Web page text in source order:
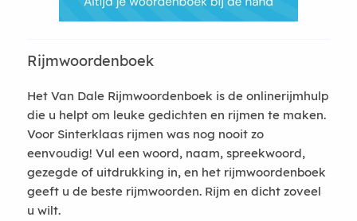
Rijmwoordenboek
Het Van Dale Rijmwoordenboek is de onlinerijmhulp
die u helpt om leuke gedichten en rijmen te maken.
Voor Sinterklaas rijmen was nog nooit zo
eenvoudig! Vul een woord, naam, spreekwoord,
gezegde of uitdrukking in, en het rijmwoordenboek
geeft u de beste rijmwoorden. Rijm en dicht zoveel
u wilt.